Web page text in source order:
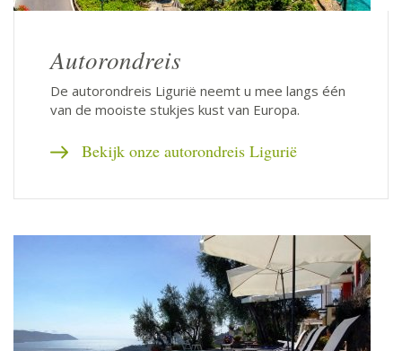
Autorondreis
De autorondreis Ligurië neemt u mee langs één
van de mooiste stukjes kust van Europa.
Bekijk onze autorondreis Ligurië